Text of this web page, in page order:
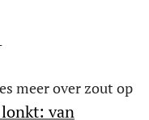
meer over zout op
van